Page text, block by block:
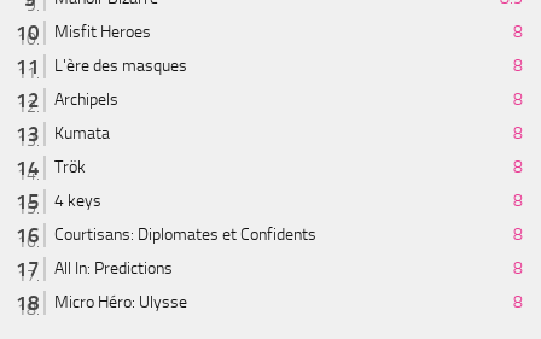
Misfit Heroes
8
L'ère des masques
8
Archipels
8
Kumata
8
Trök
8
4 keys
8
Courtisans: Diplomates et Confidents
8
All In: Predictions
8
Micro Héro: Ulysse
8